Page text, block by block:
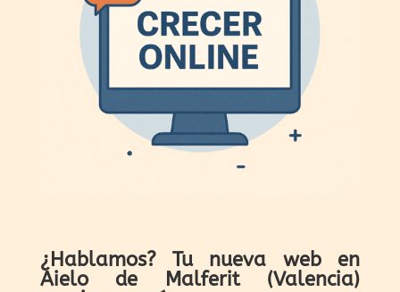
¿Hablamos? Tu nueva web en
Aielo de Malferit (Valencia)